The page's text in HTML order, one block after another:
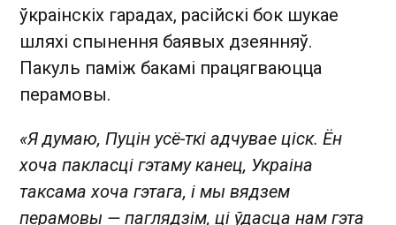
ўкраінскіх гарадах, расійскі бок шукае
шляхі спынення баявых дзеянняў.
Пакуль паміж бакамі працягваюцца
перамовы.
«Я думаю, Пуцін усё-ткі адчувае ціск. Ён
хоча пакласці гэтаму канец, Украіна
таксама хоча гэтага, і мы вядзем
перамовы — паглядзім, ці ўдасца нам гэта